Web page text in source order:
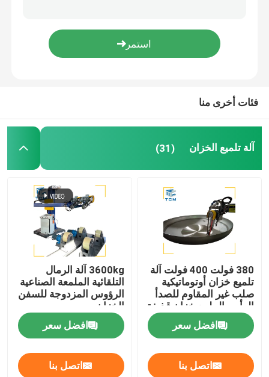
آلة ثني المخروط
آلات لحام
فئات أخرى منا
آلة تلميع الخزان (31)
380 فولت 400 فولت آلة
تلميع خزان أوتوماتيكية
صلب غير المقاوم للصدأ
الرأس الملمع خزان قذيفة
الملمع
افضل سعر
اتصل بنا
3600kg آلة الرمال
التلقائية الملمعة الصناعية
الرؤوس المزدوجة للسفن
الخزان
افضل سعر
اتصل بنا